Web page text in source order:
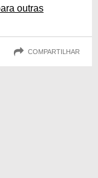
outras
COMPARTILHAR